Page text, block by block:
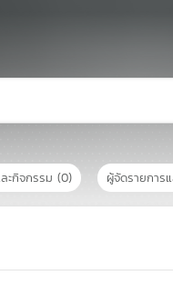
ะกิจกรรม (0) ผู้จัดรายการ